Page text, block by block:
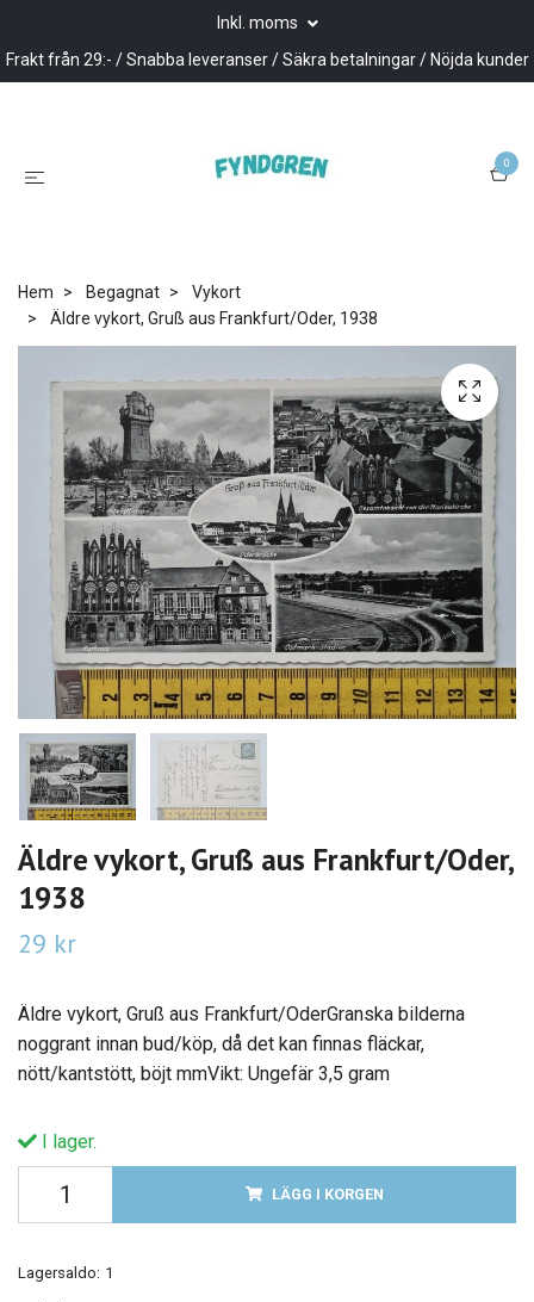
Inkl. moms
Frakt från 29:- / Snabba leveranser / Säkra betalningar / Nöjda kunder
0
Hem Begagnat
Vykort
Äldre vykort, Gruß aus Frankfurt/Oder, 1938
Äldre vykort, Gruß aus Frankfurt/Oder,
1938
29 kr
Äldre vykort, Gruß aus Frankfurt/OderGranska bilderna
noggrant innan bud/köp, då det kan finnas fläckar,
nött/kantstött, böjt mmVikt: Ungefär 3,5 gram
I lager.
LÄGG I KORGEN
Lagersaldo: 1